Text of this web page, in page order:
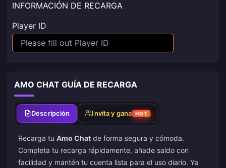
INFORMACIÓN DE RECARGA
Player ID
AMO CHAT GUÍA DE RECARGA
Descripción Invita y gana HOT
Recarga tu Amo Chat de forma segura y cómoda.
Completa tu recarga rápidamente, añade saldo con
facilidad y mantén tu cuenta lista para el uso diario. Ya